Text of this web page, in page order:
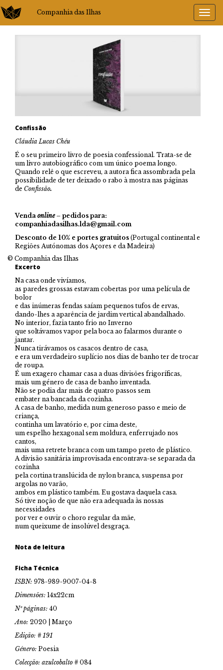
Companhia das Ilhas
Confissão
Cláudia Lucas Chéu
É o seu primeiro livro de poesia confessional. Trata-se de
um livro autobiográfico com um único poema longo.
Quando relê o que escreveu, a autora fica assombrada pela
possibilidade de ter deixado o rabo à mostra nas páginas
de Confissão.
Venda online– pedidos para:
companhiadasilhas.lda@gmail.com
Desconto de 10% e portes gratuitos (Portugal continental e
Regiões Autónomas dos Açores e da Madeira)
Excerto
Na casa onde vivíamos,
as paredes grossas estavam cobertas por uma película de
bolor
e das inúmeras fendas saíam pequenos tufos de ervas,
dando-lhes a aparência de jardim vertical abandalhado.
No interior, fazia tanto frio no Inverno
que soltávamos vapor pela boca ao falarmos durante o
jantar.
Nunca tirávamos os casacos dentro de casa,
e era um verdadeiro suplício nos dias de banho ter de trocar
de roupa.
É um exagero chamar casa a duas divisões frigoríficas,
mais um género de casa de banho inventada.
Não se podia dar mais de quatro passos sem
embater na bancada da cozinha.
A casa de banho, medida num generoso passo e meio de
criança,
continha um lavatório e, por cima deste,
um espelho hexagonal sem moldura, enferrujado nos
cantos,
mais uma retrete branca com um tampo preto de plástico.
A divisão sanitária improvisada encontrava-se separada da
cozinha
pela cortina translúcida de nylon branca, suspensa por
argolas no varão,
ambos em plástico também. Eu gostava daquela casa.
Só tive noção de que não era adequada às nossas
necessidades
por ver e ouvir o choro regular da mãe,
num queixume de insolúvel desgraça.
Nota de leitura
Ficha Técnica
ISBN: 978-989-9007-04-8
Dimensões: 14x22cm
Nº páginas: 40
Ano: 2020 | Março
Edição: # 191
Género: Poesia
Colecção: azulcobalto # 084
© Companhia das Ilhas